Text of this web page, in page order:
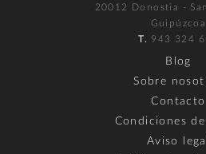
20012 Donostia -
Guipúzcoa
T. 943 324
Blog
Sobre
Contacto
Condiciones
Aviso legal